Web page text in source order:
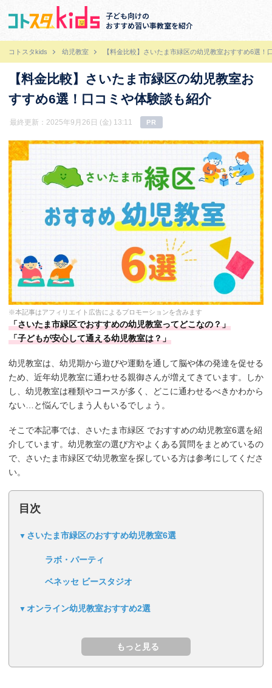
子ども向けの
おすすめ習い事教室を紹介
コトスタkids 幼児教室 【料金比較】さいたま市緑区の幼児教室おすすめ6選！
【料金比較】さいたま市緑区の幼児教室お
すすめ6選！口コミや体験談も紹介
最終更新：2025年9月26日 (金) 13:11 PR
※本記事はアフィリエイト広告によるプロモーションを含みます
「さいたま市緑区でおすすめの幼児教室ってどこなの？」
「子どもが安心して通える幼児教室は？」
幼児教室は、幼児期から遊びや運動を通して脳や体の発達を促せる
ため、近年幼児教室に通わせる親御さんが増えてきています。しか
し、幼児教室は種類やコースが多く、どこに通わせるべきかわから
ない…と悩んでしまう人もいるでしょう。
そこで本記事では、さいたま市緑区 でおすすめの幼児教室6選を紹
介しています。幼児教室の選び方やよくある質問をまとめているの
で、さいたま市緑区で幼児教室を探している方は参考にしてくださ
い。
目次
さいたま市緑区のおすすめ幼児教室6選
ラボ・パーティ
ベネッセ ビースタジオ
オンライン幼児教室おすすめ2選